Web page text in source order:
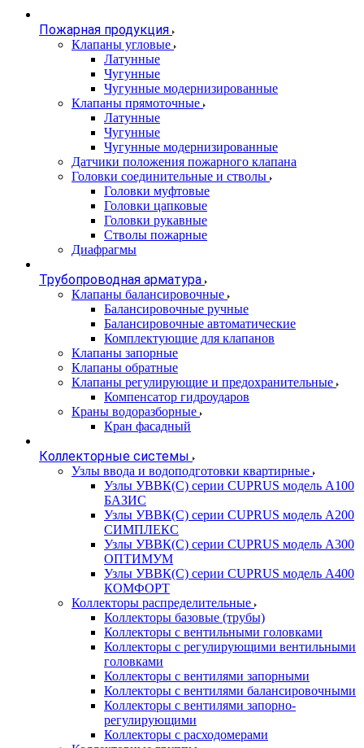
Пожарная продукция
Клапаны угловые
Латунные
Чугунные
Чугунные модернизированные
Клапаны прямоточные
Латунные
Чугунные
Чугунные модернизированные
Датчики положения пожарного клапана
Головки соединительные и стволы
Головки муфтовые
Головки цапковые
Головки рукавные
Стволы пожарные
Диафрагмы
Трубопроводная арматура
Клапаны балансировочные
Балансировочные ручные
Балансировочные автоматические
Комплектующие для клапанов
Клапаны запорные
Клапаны обратные
Клапаны регулирующие и предохранительные
Компенсатор гидроударов
Краны водоразборные
Кран фасадный
Коллекторные системы
Узлы ввода и водоподготовки квартирные
Узлы УВВК(С) серии CUPRUS модель А100
БАЗИС
Узлы УВВК(С) серии CUPRUS модель А200
СИМПЛЕКС
Узлы УВВК(С) серии CUPRUS модель А300
ОПТИМУМ
Узлы УВВК(С) серии CUPRUS модель А400
КОМФОРТ
Коллекторы распределительные
Коллекторы базовые (трубы)
Коллекторы с вентильными головками
Коллекторы с регулирующими вентильными
головками
Коллекторы с вентилями запорными
Коллекторы с вентилями балансировочными
Коллекторы с вентилями запорно-
регулирующими
Коллекторы с расходомерами